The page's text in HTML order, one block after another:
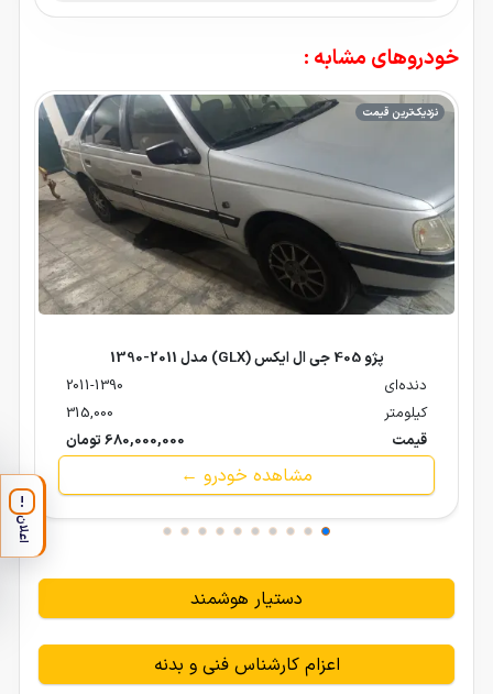
خودروهای مشابه :
نزدیک‌ترین قیمت
پژو 405 جی ال ایکس (GLX) مدل 2011-1390
دنده‌ای
2011-1390
کیلومتر
315,000
قیمت
680,000,000 تومان
مشاهده خودرو ←
دستیار هوشمند
اعزام کارشناس فنی و بدنه
!
اعلان